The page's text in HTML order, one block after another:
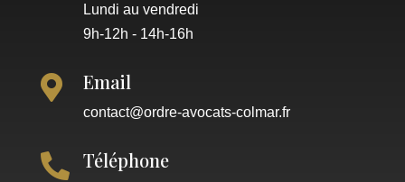
Lundi au vendredi
9h-12h - 14h-16h
 Email
contact@ordre-avocats-colmar.fr
 Téléphone